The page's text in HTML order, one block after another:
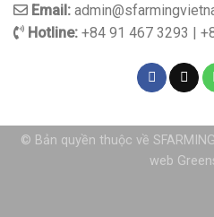
Email:
Hotline: +84 91 467 3293 |
© Bản quyền thuộc về
web